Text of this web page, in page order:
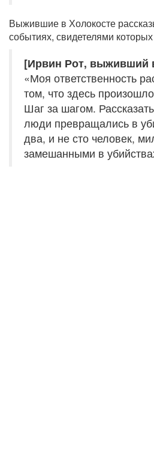
Выжившие в Холокосте
событиях, свидетелями
[Ирвин Рот, выживший
«Моя ответственность
том, что здесь
Шаг за шагом.
люди превращались в
два, и не сто человек,
замешанными в